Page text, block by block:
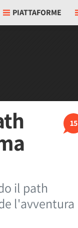
PIATTAFORME
15
il path
l'avventura